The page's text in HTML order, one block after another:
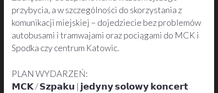
przybycia, a w szczególności do skorzystania z
komunikacji miejskiej – dojedziecie bez problemów
autobusami i tramwajami oraz pociągami do MCK i
Spodka czy centrum Katowic.
PLAN WYDARZEŃ:
𝗠𝗖𝗞 / 𝗦𝘇𝗽𝗮𝗸𝘂 | 𝗷𝗲𝗱𝘆𝗻𝘆 𝘀𝗼𝗹𝗼𝘄𝘆 𝗸𝗼𝗻𝗰𝗲𝗿𝘁